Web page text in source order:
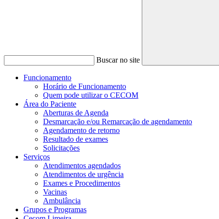
Buscar no site
Funcionamento
Horário de Funcionamento
Quem pode utilizar o CECOM
Área do Paciente
Aberturas de Agenda
Desmarcação e/ou Remarcação de agendamento
Agendamento de retorno
Resultado de exames
Solicitações
Serviços
Atendimentos agendados
Atendimentos de urgência
Exames e Procedimentos
Vacinas
Ambulância
Grupos e Programas